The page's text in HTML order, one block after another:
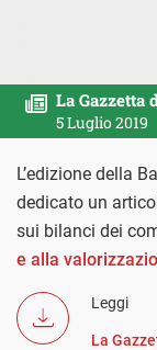
La Gazzetta
5 Luglio 2019
L’edizione della
dedicato un
sui bilanci dei
e alla
Leggi
La